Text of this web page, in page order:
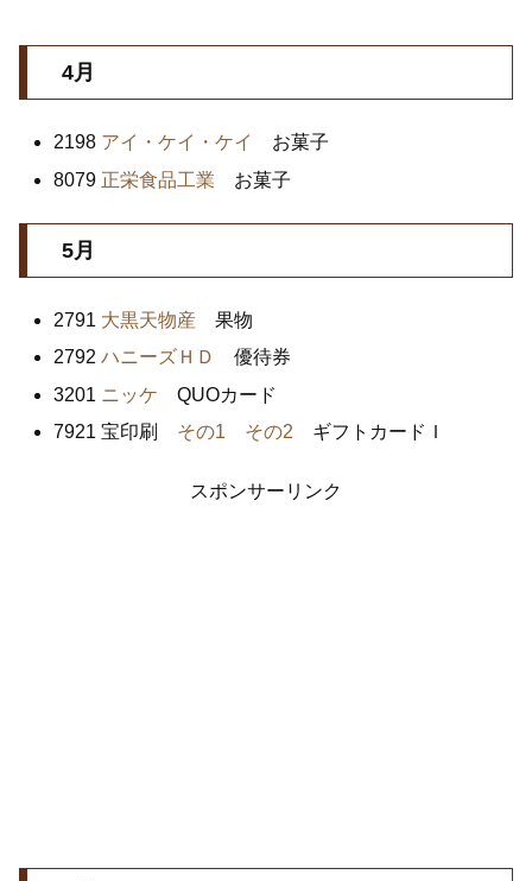
4月
2198 アイ・ケイ・ケイ
お菓子
8079 正栄食品工業 お菓子
5月
2791 大黒天物産 果物
2792ハニーズＨＤ
優待券
3201 ニッケ QUOカード
7921 宝印刷 その1 その2 ギフトカードＩ
スポンサーリンク